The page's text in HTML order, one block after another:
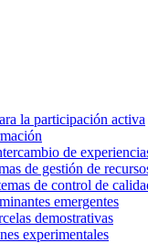
la participación activa
de
de gestión de
de control de
emergentes
demostrativas
experimentales